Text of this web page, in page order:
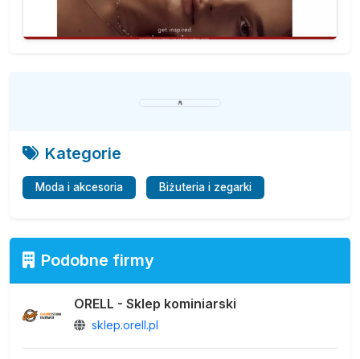
Kategorie
Moda i akcesoria Biżuteria i zegarki
Podobne firmy
ORELL - Sklep kominiarski
sklep.orell.pl